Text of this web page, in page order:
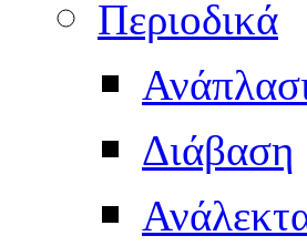
Περιοδικά
Διάβαση